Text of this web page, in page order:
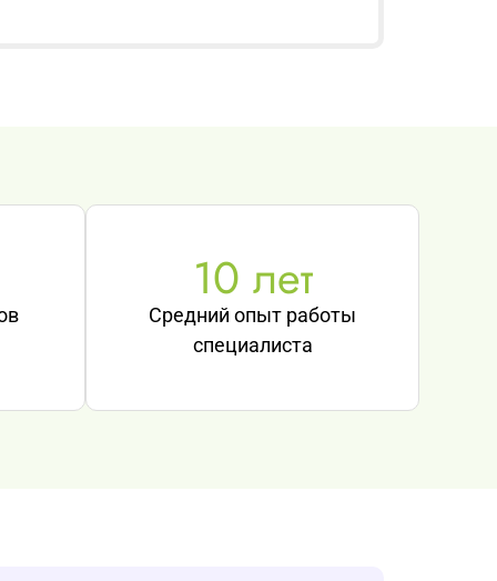
Средний опыт работы
специалиста
10 лет